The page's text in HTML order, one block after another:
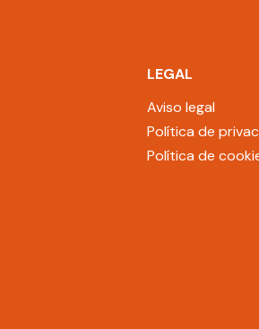
LEGAL
Aviso legal
Política de
Política de